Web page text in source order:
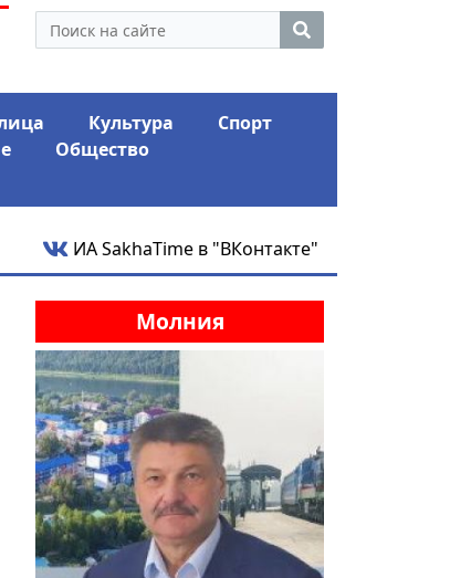
смотрины или
03.08.2026
Культура
Спорт
Общество
ИА SakhaTime в "ВКонтакте"
Молния